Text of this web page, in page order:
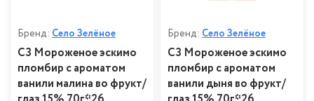
Бренд: Село Зелёное
СЗ Мороженое эскимо
пломбир с ароматом
ванили малина во фрукт/
Бренд: Село Зелёное
СЗ Мороженое эскимо
пломбир с ароматом
ванили дыня во фрукт/